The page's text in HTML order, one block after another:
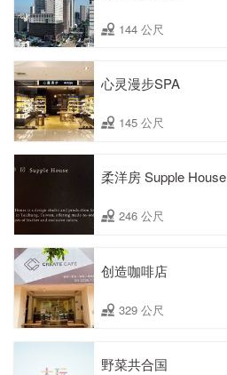
144 公尺
心灵漫步SPA
145 公尺
柔洋房 Supple House
246 公尺
创造咖啡店
329 公尺
野菜共合国